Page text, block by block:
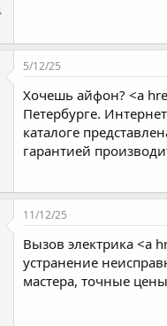
5/12/25
Хочешь айфон? <a
Петербурге.
каталоге
гарантией
11/12/25
Вызов электрика <a
устранение
мастера, точные